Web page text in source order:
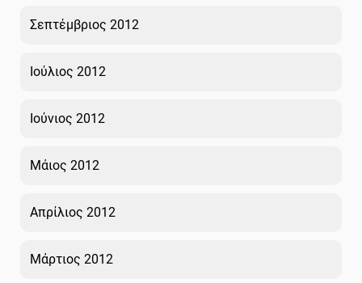
Σεπτέμβριος 2012
Ιούλιος 2012
Ιούνιος 2012
Μάιος 2012
Απρίλιος 2012
Μάρτιος 2012